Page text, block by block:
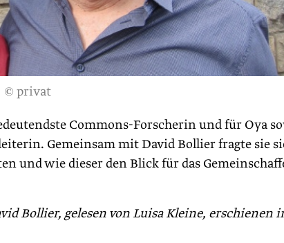
© privat
Commons-Forscherin und für Oya
Gemeinsam mit David Bollier fragte sie
und wie dieser den Blick für das
Bollier, gelesen von Luisa Kleine, erschienen